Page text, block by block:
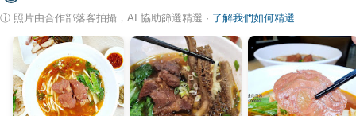
ⓘ 照片由合作部落客拍攝，AI 協助篩選精選 · 了解我們如何精選